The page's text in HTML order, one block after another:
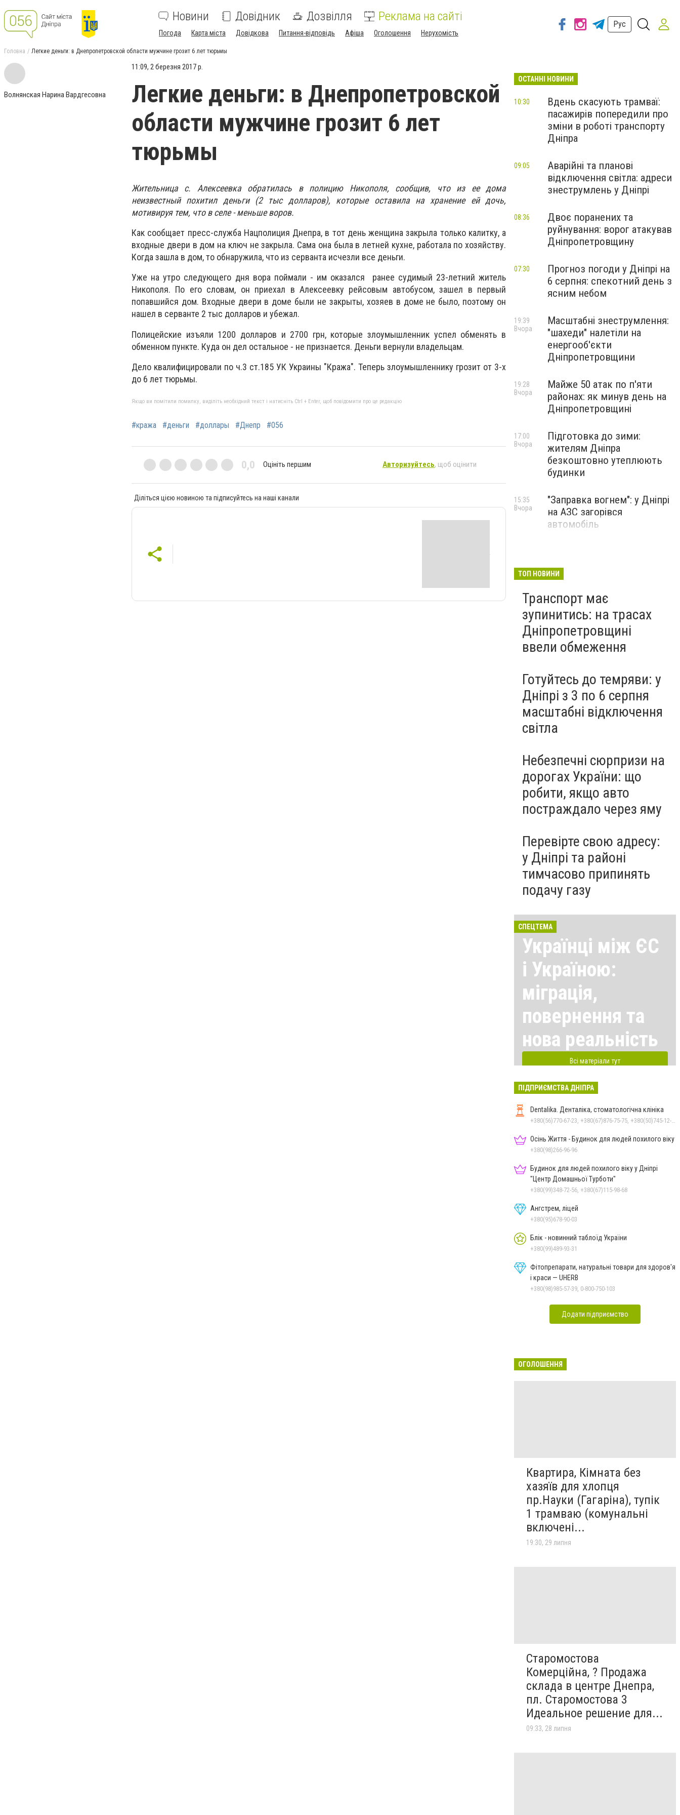
Новини Довідник Дозвілля Реклама на сайті
Погода Карта міста Довідкова Питання-відповідь Афіша Оголошення Нерухомість
Рус
Головна Легкие деньги: в Днепропетровской области мужчине грозит 6 лет тюрьмы
Волнянская Нарина Вардгесовна
11:09, 2 березня 2017 р.
Легкие деньги: в Днепропетровской
области мужчине грозит 6 лет
тюрьмы
Жительница с. Алексеевка обратилась в полицию Никополя, сообщив, что из ее дома
неизвестный похитил деньги (2 тыс долларов), которые оставила на хранение ей дочь,
мотивируя тем, что в селе - меньше воров.
Как сообщает пресс-служба Нацполиция Днепра, в тот день женщина закрыла только калитку, а
входные двери в дом на ключ не закрыла. Сама она была в летней кухне, работала по хозяйству.
Когда зашла в дом, то обнаружила, что из серванта исчезли все деньги.
Уже на утро следующего дня вора поймали - им оказался ранее судимый 23-летний житель
Никополя. По его словам, он приехал в Алексеевку рейсовым автобусом, зашел в первый
попавшийся дом. Входные двери в доме были не закрыты, хозяев в доме не было, поэтому он
нашел в серванте 2 тыс долларов и убежал.
Полицейские изъяли 1200 долларов и 2700 грн, которые злоумышленник успел обменять в
обменном пункте. Куда он дел остальное - не признается. Деньги вернули владельцам.
Дело квалифицировали по ч.3 ст.185 УК Украины "Кража". Теперь злоумышленнику грозит от 3-х
до 6 лет тюрьмы.
Якщо ви помітили помилку, виділіть необхідний текст і натисніть Ctrl + Enter, щоб повідомити про це редакцію
#кража #деньги #доллары #Днепр #056
0,0 Оцініть першим Авторизуйтесь, щоб оцінити
Діліться цією новиною та підписуйтесь на наші канали
ОСТАННІ НОВИНИ
Вдень скасують трамваї:
пасажирів попередили про
зміни в роботі транспорту
Дніпра
10:30
Аварійні та планові
відключення світла: адреси
знеструмлень у Дніпрі
09:05
Двоє поранених та
руйнування: ворог атакував
Дніпропетровщину
08:36
Прогноз погоди у Дніпрі на
6 серпня: спекотний день з
ясним небом
07:30
Масштабні знеструмлення:
"шахеди" налетіли на
енергооб'єкти
Дніпропетровщини
19:39
Вчора
Майже 50 атак по п'яти
районах: як минув день на
Дніпропетровщині
19:28
Вчора
Підготовка до зими:
жителям Дніпра
безкоштовно утеплюють
будинки
17:00
Вчора
"Заправка вогнем": у Дніпрі
на АЗС загорівся
автомобіль
15:35
Вчора
ТОП НОВИНИ
Транспорт має
зупинитись: на трасах
Дніпропетровщині
ввели обмеження
Готуйтесь до темряви: у
Дніпрі з 3 по 6 серпня
масштабні відключення
світла
Небезпечні сюрпризи на
дорогах України: що
робити, якщо авто
постраждало через яму
Перевірте свою адресу:
у Дніпрі та районі
тимчасово припинять
подачу газу
СПЕЦТЕМА
Українці між ЄС
і Україною:
міграція,
повернення та
нова реальність
Всі матеріали тут
ПІДПРИЄМСТВА ДНІПРА
Dentalika. Денталіка, стоматологічна клініка
Осінь Життя - Будинок для людей похилого віку
+380(98)266-96-96
Будинок для людей похилого віку у Дніпрі
"Центр Домашньої Турботи"
+380(99)348-72-56, +380(67)115-98-68
Ангстрем, ліцей
+380(95)678-90-03
Блік - новинний таблоїд України
+380(99)489-93-31
Фітопрепарати, натуральні товари для здоров'я
і краси — UHERB
+380(98)985-57-39, 0-800-750-103
Додати підприємство
ОГОЛОШЕННЯ
Квартира, Кімната без
хазяїв для хлопця
пр.Науки (Гагаріна), тупік
1 трамваю (комунальні
включені...
19:30, 29 липня
Старомостова
Комерційна, ? Продажа
склада в центре Днепра,
пл. Старомостова 3
Идеальное решение для...
09:33, 28 липня